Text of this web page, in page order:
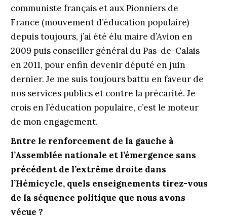
communiste français et aux Pionniers de
France (mouvement d’éducation populaire)
depuis toujours, j’ai été élu maire d’Avion en
2009 puis conseiller général du Pas-de-Calais
en 2011, pour enfin devenir député en juin
dernier. Je me suis toujours battu en faveur de
nos services publics et contre la précarité. Je
crois en l’éducation populaire, c’est le moteur
de mon engagement.
Entre le renforcement de la gauche à
l’Assemblée nationale et l’émergence sans
précédent de l’extrême droite dans
l’Hémicycle, quels enseignements tirez-vous
de la séquence politique que nous avons
vécue ?